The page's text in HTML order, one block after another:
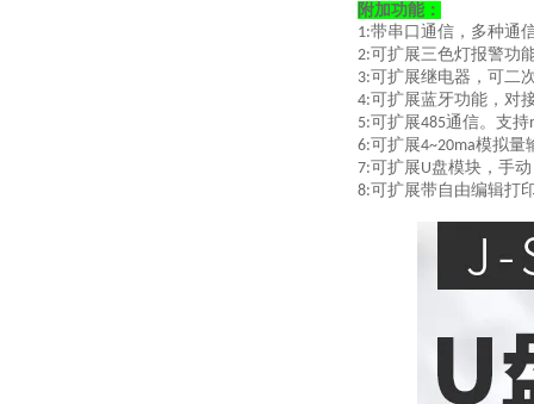
附加功能：
1:带串口通信，多种通
2:可扩展三色灯报警功
3:可扩展继电器，可二
4:可扩展蓝牙功能，对
5:可扩展485通信。支持
6:可扩展4~20ma模拟量
7:可扩展U盘模块，手
8:可扩展带自由编辑打